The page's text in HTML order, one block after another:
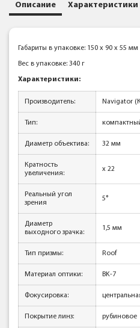
Описание Характеристики
Габариты в упаковке: 150 x 90 x 55 мм
Вес в упаковке: 340 г
Характеристики:
Производитель: Navigator
Тип:
Диаметр объектива: 32 мм
Кратность
увеличения:
x 22
Реальный угол
зрения
5°
Диаметр
выходного зрачка:
1,5 мм
Тип призмы: Roof
Материал оптики: BK-7
Фокусировка:
Покрытие линз: рубиновое